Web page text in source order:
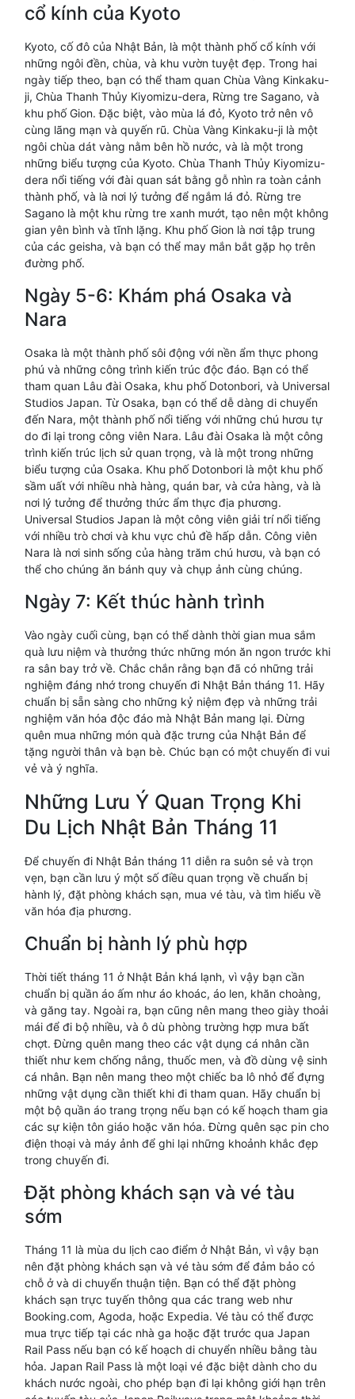
cổ kính của Kyoto
Kyoto, cố đô của Nhật Bản, là một thành phố cổ kính với
những ngôi đền, chùa, và khu vườn tuyệt đẹp. Trong hai
ngày tiếp theo, bạn có thể tham quan Chùa Vàng Kinkaku-
ji, Chùa Thanh Thủy Kiyomizu-dera, Rừng tre Sagano, và
khu phố Gion. Đặc biệt, vào mùa lá đỏ, Kyoto trở nên vô
cùng lãng mạn và quyến rũ. Chùa Vàng Kinkaku-ji là một
ngôi chùa dát vàng nằm bên hồ nước, và là một trong
những biểu tượng của Kyoto. Chùa Thanh Thủy Kiyomizu-
dera nổi tiếng với đài quan sát bằng gỗ nhìn ra toàn cảnh
thành phố, và là nơi lý tưởng để ngắm lá đỏ. Rừng tre
Sagano là một khu rừng tre xanh mướt, tạo nên một không
gian yên bình và tĩnh lặng. Khu phố Gion là nơi tập trung
của các geisha, và bạn có thể may mắn bắt gặp họ trên
đường phố.
Ngày 5-6: Khám phá Osaka và
Nara
Osaka là một thành phố sôi động với nền ẩm thực phong
phú và những công trình kiến trúc độc đáo. Bạn có thể
tham quan Lâu đài Osaka, khu phố Dotonbori, và Universal
Studios Japan. Từ Osaka, bạn có thể dễ dàng di chuyển
đến Nara, một thành phố nổi tiếng với những chú hươu tự
do đi lại trong công viên Nara. Lâu đài Osaka là một công
trình kiến trúc lịch sử quan trọng, và là một trong những
biểu tượng của Osaka. Khu phố Dotonbori là một khu phố
sầm uất với nhiều nhà hàng, quán bar, và cửa hàng, và là
nơi lý tưởng để thưởng thức ẩm thực địa phương.
Universal Studios Japan là một công viên giải trí nổi tiếng
với nhiều trò chơi và khu vực chủ đề hấp dẫn. Công viên
Nara là nơi sinh sống của hàng trăm chú hươu, và bạn có
thể cho chúng ăn bánh quy và chụp ảnh cùng chúng.
Ngày 7: Kết thúc hành trình
Vào ngày cuối cùng, bạn có thể dành thời gian mua sắm
quà lưu niệm và thưởng thức những món ăn ngon trước khi
ra sân bay trở về. Chắc chắn rằng bạn đã có những trải
nghiệm đáng nhớ trong chuyến đi Nhật Bản tháng 11. Hãy
chuẩn bị sẵn sàng cho những kỷ niệm đẹp và những trải
nghiệm văn hóa độc đáo mà Nhật Bản mang lại. Đừng
quên mua những món quà đặc trưng của Nhật Bản để
tặng người thân và bạn bè. Chúc bạn có một chuyến đi vui
vẻ và ý nghĩa.
Những Lưu Ý Quan Trọng Khi
Du Lịch Nhật Bản Tháng 11
Để chuyến đi Nhật Bản tháng 11 diễn ra suôn sẻ và trọn
vẹn, bạn cần lưu ý một số điều quan trọng về chuẩn bị
hành lý, đặt phòng khách sạn, mua vé tàu, và tìm hiểu về
văn hóa địa phương.
Chuẩn bị hành lý phù hợp
Thời tiết tháng 11 ở Nhật Bản khá lạnh, vì vậy bạn cần
chuẩn bị quần áo ấm như áo khoác, áo len, khăn choàng,
và găng tay. Ngoài ra, bạn cũng nên mang theo giày thoải
mái để đi bộ nhiều, và ô dù phòng trường hợp mưa bất
chợt. Đừng quên mang theo các vật dụng cá nhân cần
thiết như kem chống nắng, thuốc men, và đồ dùng vệ sinh
cá nhân. Bạn nên mang theo một chiếc ba lô nhỏ để đựng
những vật dụng cần thiết khi đi tham quan. Hãy chuẩn bị
một bộ quần áo trang trọng nếu bạn có kế hoạch tham gia
các sự kiện tôn giáo hoặc văn hóa. Đừng quên sạc pin cho
điện thoại và máy ảnh để ghi lại những khoảnh khắc đẹp
trong chuyến đi.
Đặt phòng khách sạn và vé tàu
sớm
Tháng 11 là mùa du lịch cao điểm ở Nhật Bản, vì vậy bạn
nên đặt phòng khách sạn và vé tàu sớm để đảm bảo có
chỗ ở và di chuyển thuận tiện. Bạn có thể đặt phòng
khách sạn trực tuyến thông qua các trang web như
Booking.com, Agoda, hoặc Expedia. Vé tàu có thể được
mua trực tiếp tại các nhà ga hoặc đặt trước qua Japan
Rail Pass nếu bạn có kế hoạch di chuyển nhiều bằng tàu
hỏa. Japan Rail Pass là một loại vé đặc biệt dành cho du
khách nước ngoài, cho phép bạn đi lại không giới hạn trên